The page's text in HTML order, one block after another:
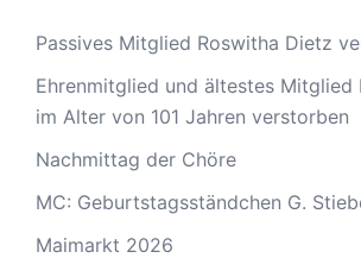
Passives Mitglied Roswitha Dietz
Ehrenmitglied und ältestes Mitglied
im Alter von 101 Jahren verstorben
Nachmittag der Chöre
MC: Geburtstagsständchen G.
Maimarkt 2026